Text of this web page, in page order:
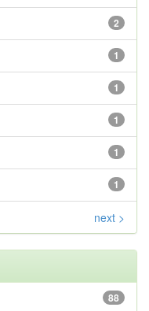
2
1
1
1
1
1
next >
88